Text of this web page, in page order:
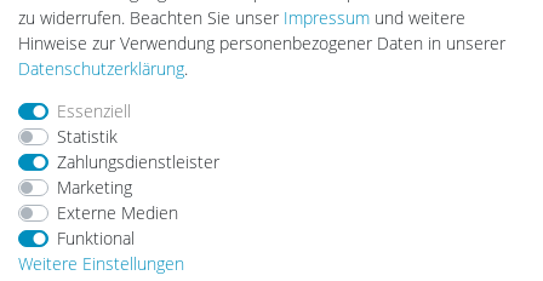
MeinUSB
Impressum
Barrierefreiheitserklärung
zu widerrufen. Beachten Sie unser Impressum und weitere
Hinweise zur Verwendung personenbezogener Daten in unserer
Daten­schutz­erklärung.
Essenziell
Statistik
Zahlungsdienstleister
Marketing
Externe Medien
Funktional
Weitere Einstellungen